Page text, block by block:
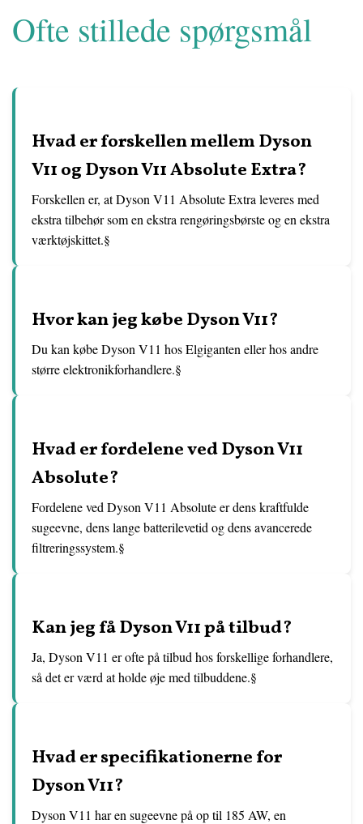
Ofte stillede spørgsmål
Hvad er forskellen mellem Dyson
V11 og Dyson V11 Absolute Extra?
Forskellen er, at Dyson V11 Absolute Extra leveres med
ekstra tilbehør som en ekstra rengøringsbørste og en ekstra
værktøjskittet.§
Hvor kan jeg købe Dyson V11?
Du kan købe Dyson V11 hos Elgiganten eller hos andre
større elektronikforhandlere.§
Hvad er fordelene ved Dyson V11
Absolute?
Fordelene ved Dyson V11 Absolute er dens kraftfulde
sugeevne, dens lange batterilevetid og dens avancerede
filtreringssystem.§
Kan jeg få Dyson V11 på tilbud?
Ja, Dyson V11 er ofte på tilbud hos forskellige forhandlere,
så det er værd at holde øje med tilbuddene.§
Hvad er specifikationerne for
Dyson V11?
Dyson V11 har en sugeevne på op til 185 AW, en